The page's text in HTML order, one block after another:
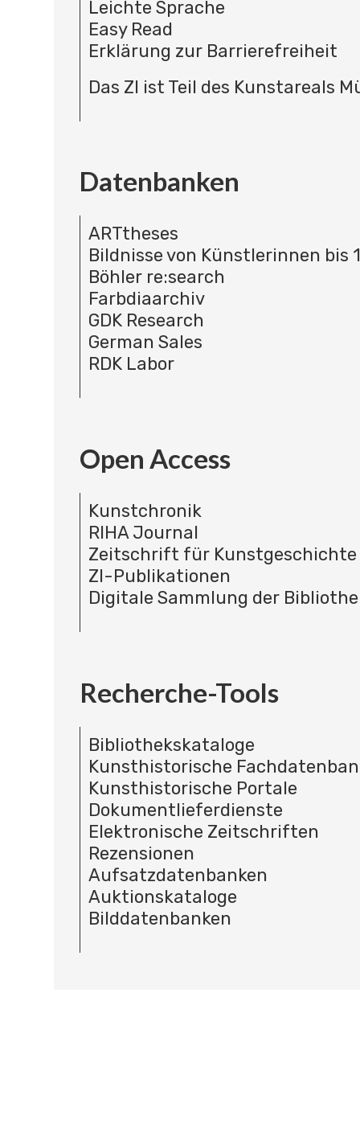
Leichte Sprache
Easy Read
Erklärung zur Barrierefreiheit
Das ZI ist Teil des Kunstareals
Datenbanken
ARTtheses
Bildnisse von Künstlerinnen bis
Böhler re:search
Farbdiaarchiv
GDK Research
German Sales
RDK Labor
Open Access
Kunstchronik
RIHA Journal
Zeitschrift für Kunstgeschichte
ZI-Publikationen
Digitale Sammlung der
Recherche-Tools
Bibliothekskataloge
Kunsthistorische
Kunsthistorische Portale
Dokumentlieferdienste
Elektronische Zeitschriften
Rezensionen
Aufsatzdatenbanken
Auktionskataloge
Bilddatenbanken